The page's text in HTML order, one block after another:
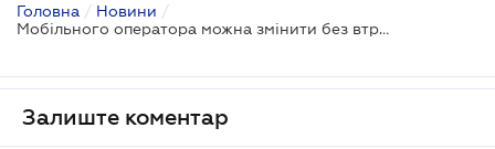
Головна / Новини /
Мобільного оператора можна змінити без втрати номеру
Залиште коментар